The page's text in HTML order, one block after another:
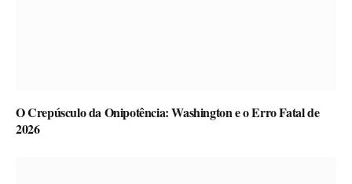
O Crepúsculo da Onipotência: Washington e o Erro Fatal de
2026